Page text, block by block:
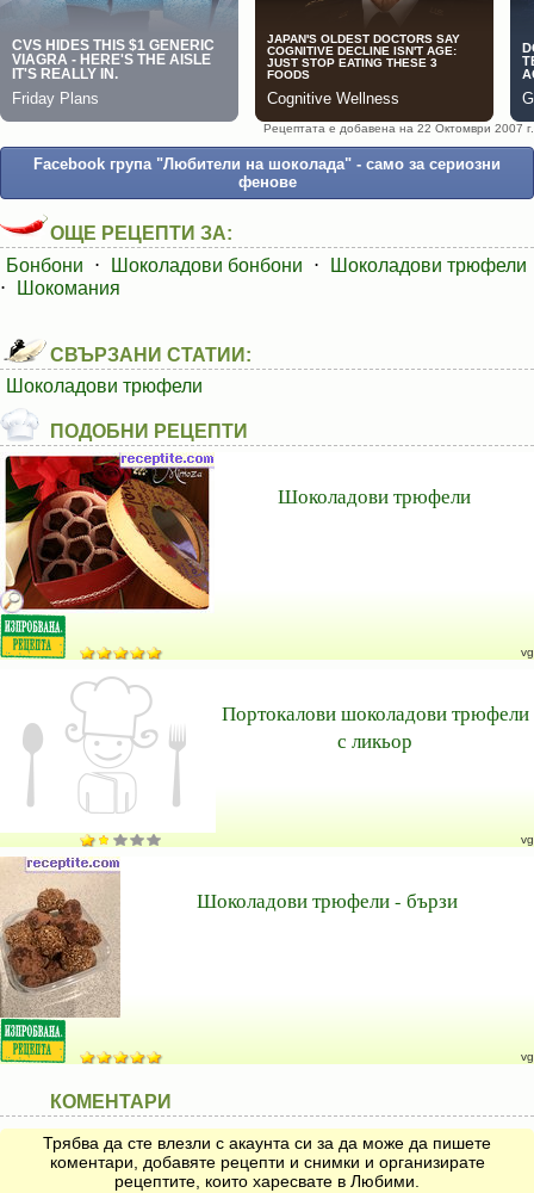
Рецептата е добавена на 22 Октомври 2007 г.
Facebook група "Любители на шоколада" - само за сериозни
фенове
ОЩЕ РЕЦЕПТИ ЗА:
Бонбони
⋅ Шоколадови бонбони ⋅
Шоколадови трюфели
⋅
Шокомания
СВЪРЗАНИ СТАТИИ:
Шоколадови трюфели
ПОДОБНИ РЕЦЕПТИ
Шоколадови трюфели
vg
Портокалови шоколадови трюфели
с ликьор
vg
Шоколадови трюфели - бързи
vg
КОМЕНТАРИ
Трябва да сте влезли с акаунта си за да може да пишете
коментари, добавяте рецепти и снимки и организирате
рецептите, които харесвате в Любими.